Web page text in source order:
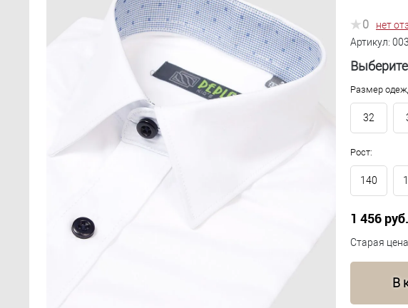
0
нет
Артикул:
Размер
32
Рост:
140
1 456 руб.
Старая
В